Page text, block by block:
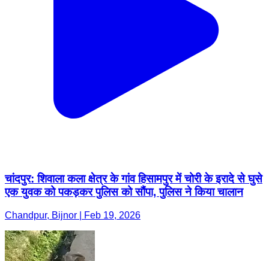
चांदपुर: शिवाला कला क्षेत्र के गांव हिसामपुर में चोरी के इरादे से घुसे
एक युवक को पकड़कर पुलिस को सौंपा, पुलिस ने किया चालान
Chandpur, Bijnor | Feb 19, 2026